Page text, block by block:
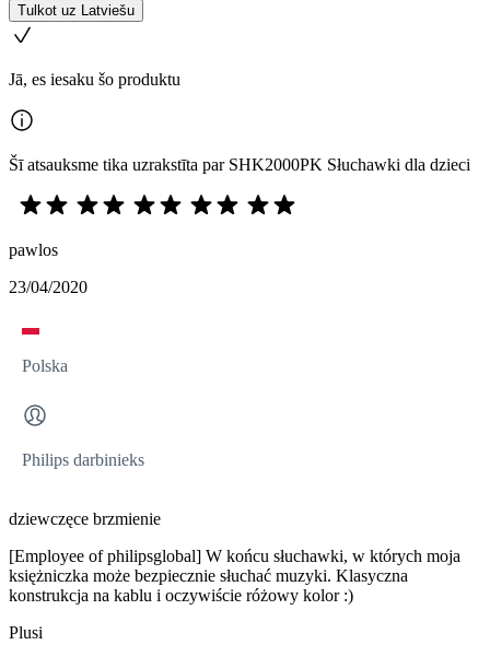
Tulkot uz Latviešu
Jā, es iesaku šo produktu
Šī atsauksme tika uzrakstīta par SHK2000PK Słuchawki dla dzieci
pawlos
23/04/2020
Polska
Philips darbinieks
dziewczęce brzmienie
[Employee of philipsglobal] W końcu słuchawki, w których moja
księżniczka może bezpiecznie słuchać muzyki. Klasyczna
konstrukcja na kablu i oczywiście różowy kolor :)
Plusi